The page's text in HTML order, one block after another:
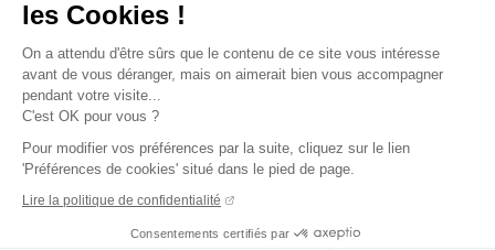
les Cookies !
On a attendu d'être sûrs que le contenu de ce site vous intéresse
avant de vous déranger, mais on aimerait bien vous accompagner
pendant votre visite...
C'est OK pour vous ?
Pour modifier vos préférences par la suite, cliquez sur le lien
'Préférences de cookies' situé dans le pied de page.
Lire la politique de confidentialité
Consentements certifiés par